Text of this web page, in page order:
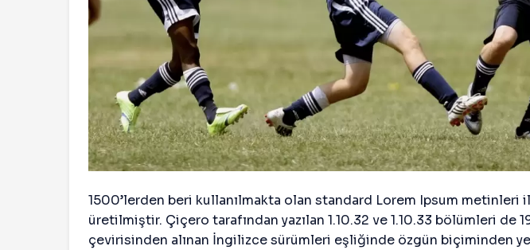
1500’lerden beri kullanılmakta olan standard Lorem Ipsum
üretilmiştir. Çiçero tarafından yazılan 1.10.32 ve 1.10.33 bölümleri de
çevirisinden alınan İngilizce sürümleri eşliğinde özgün biçiminden